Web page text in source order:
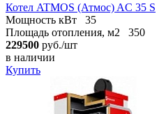
Котел ATMOS (Атмос) AC 35 S
Мощность кВт
35
Площадь отопления, м2
350
229500 руб./шт
в наличии
Купить